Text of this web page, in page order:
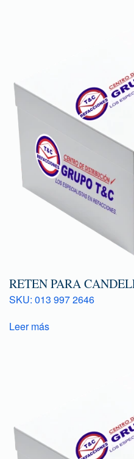
RETEN PARA
SKU: 013 997 2646
Leer más